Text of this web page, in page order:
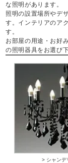
な照明があります。
照明の設置場所やデ
す。インテリアのア
す。
お部屋の用途・お好
の照明器具をお選び下
> シャンデ